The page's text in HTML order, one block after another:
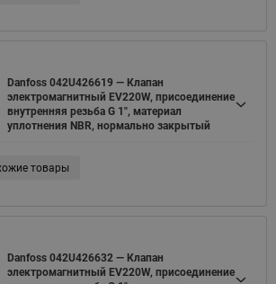
Danfoss 042U426619 — Клапан
электромагнитный EV220W, присоединение
внутренняя резьба G 1", материал
уплотнения NBR, нормально закрытый
товары
Danfoss 042U426632 — Клапан
электромагнитный EV220W, присоединение